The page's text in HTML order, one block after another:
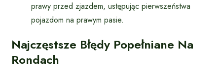
prawy przed zjazdem, ustępując pierwszeństwa
pojazdom na prawym pasie.
Najczęstsze Błędy Popełniane Na
Rondach